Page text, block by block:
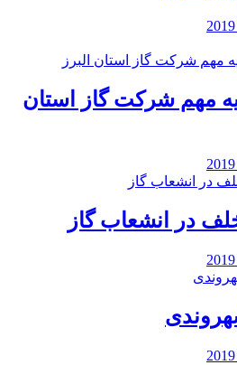
مهم شرکت گاز استان
در انشعاب گاز